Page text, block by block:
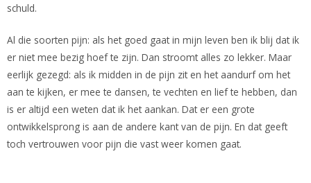
schuld.
Al die soorten pijn: als het goed gaat in mijn leven ben ik blij dat ik
er niet mee bezig hoef te zijn. Dan stroomt alles zo lekker. Maar
eerlijk gezegd: als ik midden in de pijn zit en het aandurf om het
aan te kijken, er mee te dansen, te vechten en lief te hebben, dan
is er altijd een weten dat ik het aankan. Dat er een grote
ontwikkelsprong is aan de andere kant van de pijn. En dat geeft
toch vertrouwen voor pijn die vast weer komen gaat.